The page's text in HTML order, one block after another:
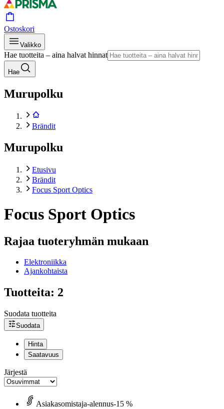
Ostoskori
Valikko
Hae tuotteita – aina halvat hinnat
Hae
Murupolku
Brändit
Murupolku
Etusivu
Brändit
Focus Sport Optics
Focus Sport Optics
Rajaa tuoteryhmän mukaan
Elektroniikka
Ajankohtaista
Tuotteita: 2
Suodata tuotteita
Suodata
Hinta
Saatavuus
Järjestä
Asiakasomistaja-alennus-15 %